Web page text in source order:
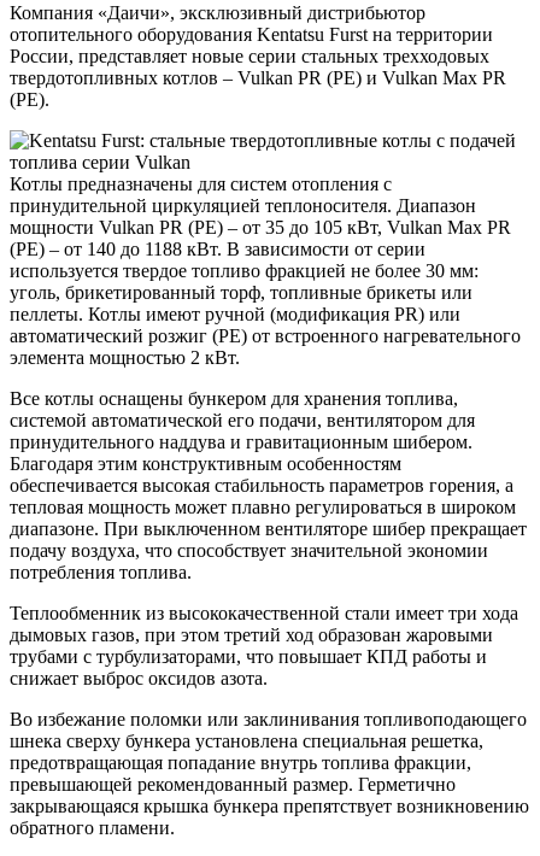
Компания «Даичи», эксклюзивный дистрибьютор
отопительного оборудования Kentatsu Furst на территории
России, представляет новые серии стальных трехходовых
твердотопливных котлов – Vulkan PR (PE) и Vulkan Max PR
(PE).
Котлы предназначены для систем отопления с
принудительной циркуляцией теплоносителя. Диапазон
мощности Vulkan PR (PE) – от 35 до 105 кВт, Vulkan Max PR
(PE) – от 140 до 1188 кВт. В зависимости от серии
используется твердое топливо фракцией не более 30 мм:
уголь, брикетированный торф, топливные брикеты или
пеллеты. Котлы имеют ручной (модификация PR) или
автоматический розжиг (PE) от встроенного нагревательного
элемента мощностью 2 кВт.
Все котлы оснащены бункером для хранения топлива,
системой автоматической его подачи, вентилятором для
принудительного наддува и гравитационным шибером.
Благодаря этим конструктивным особенностям
обеспечивается высокая стабильность параметров горения, а
тепловая мощность может плавно регулироваться в широком
диапазоне. При выключенном вентиляторе шибер прекращает
подачу воздуха, что способствует значительной экономии
потребления топлива.
Теплообменник из высококачественной стали имеет три хода
дымовых газов, при этом третий ход образован жаровыми
трубами с турбулизаторами, что повышает КПД работы и
снижает выброс оксидов азота.
Во избежание поломки или заклинивания топливоподающего
шнека сверху бункера установлена специальная решетка,
предотвращающая попадание внутрь топлива фракции,
превышающей рекомендованный размер. Герметично
закрывающаяся крышка бункера препятствует возникновению
обратного пламени.